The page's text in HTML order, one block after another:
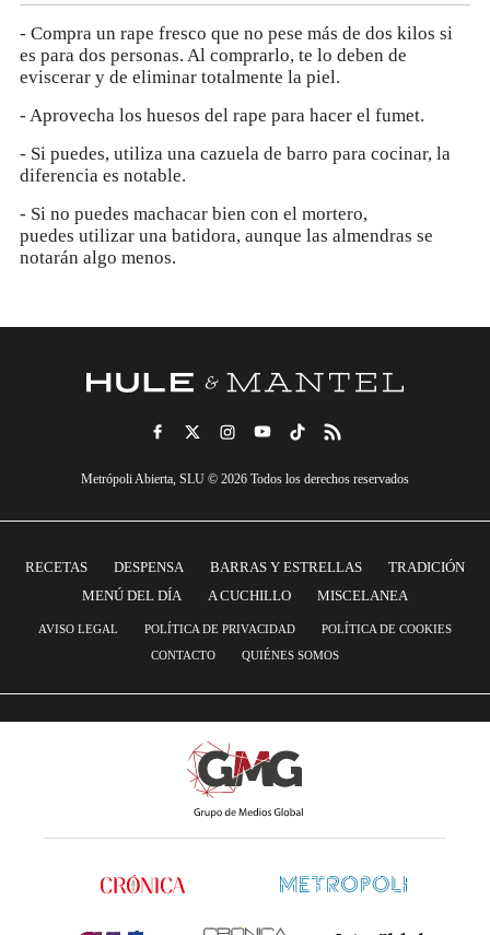
- Compra un rape fresco que no pese más de dos kilos si
es para dos personas. Al comprarlo, te lo deben de
eviscerar y de eliminar totalmente la piel.
- Aprovecha los huesos del rape para hacer el fumet.
- Si puedes, utiliza una cazuela de barro para cocinar, la
diferencia es notable.
- Si no puedes machacar bien con el mortero,
puedes utilizar una batidora, aunque las almendras se
notarán algo menos.
Metrópoli Abierta, SLU © 2026 Todos los derechos reservados
RECETAS DESPENSA BARRAS Y ESTRELLAS
TRADICIÓN
MENÚ DEL DÍA
A CUCHILLO MISCELANEA
AVISO LEGAL POLÍTICA DE PRIVACIDAD
POLÍTICA DE COOKIES
CONTACTO
QUIÉNES SOMOS